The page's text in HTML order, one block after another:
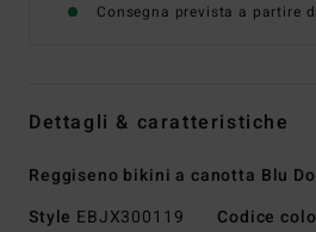
Consegna prevista a partire
Dettagli & caratteristiche
Reggiseno bikini a canotta Blu
Style EBJX300119 Codice